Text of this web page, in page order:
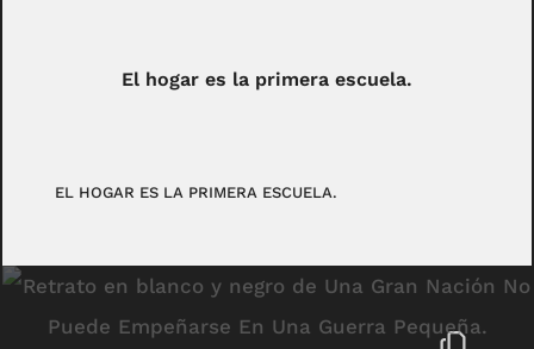
El hogar es la primera escuela.
EL HOGAR ES LA PRIMERA ESCUELA.